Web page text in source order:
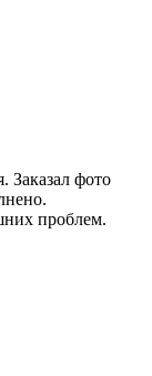
Заказал фото
проблем.